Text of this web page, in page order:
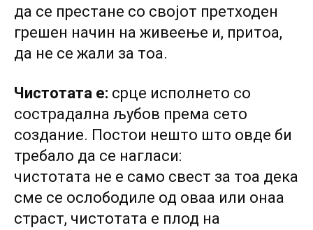
да се престане со својот претходен
грешен начин на живеење и, притоа,
да не се жали за тоа.
Чистотата е: срце исполнето со
сострадална љубов према сето
создание. Постои нешто што овде би
требало да се нагласи:
чистотата не е само свест за тоа дека
сме се ослободиле од оваа или онаа
страст, чистотата е плод на